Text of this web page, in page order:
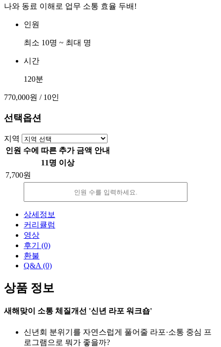
나와 동료 이해로 업무 소통 효율 두배!
인원
최소 10명 ~ 최대 명
시간
120분
770,000원 / 10인
선택옵션
지역
인원 수에 따른 추가 금액 안내
11명 이상
7,700원
상세정보
커리큘럼
영상
후기 (0)
환불
Q&A (0)
상품 정보
새해맞이 소통 체질개선 '신년 라포 워크숍'
신년회 분위기를 자연스럽게 풀어줄 라포·소통 중심 프
로그램으로 뭐가 좋을까?